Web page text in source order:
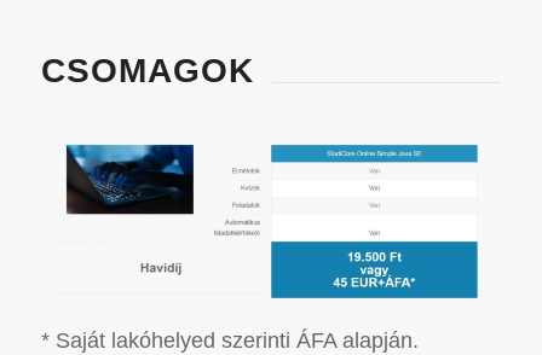
CSOMAGOK
* Saját lakóhelyed szerinti ÁFA alapján.